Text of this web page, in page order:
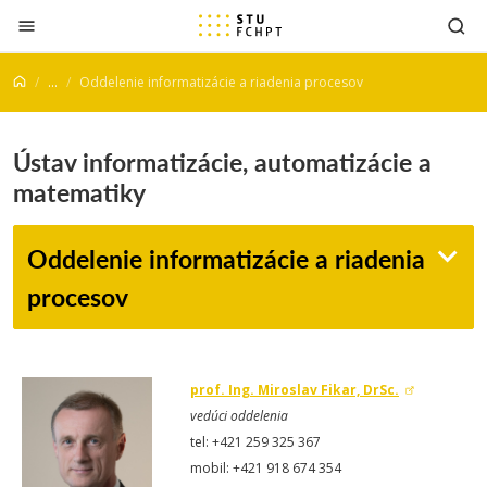
Prejsť na obsah
... Oddelenie informatizácie a riadenia procesov
Ústav informatizácie, automatizácie a
matematiky
Oddelenie informatizácie a riadenia
procesov
prof. Ing. Miroslav Fikar, DrSc.
vedúci oddelenia
tel: +421 259 325 367
mobil: +421 918 674 354